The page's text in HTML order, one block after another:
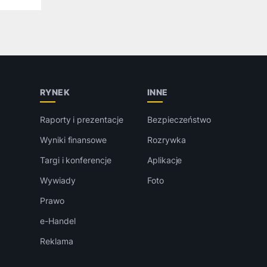
RYNEK
Raporty i prezentacje
Wyniki finansowe
Targi i konferencje
Wywiady
Prawo
e-Handel
Reklama
INNE
Bezpieczeństwo
Rozrywka
Aplikacje
Foto